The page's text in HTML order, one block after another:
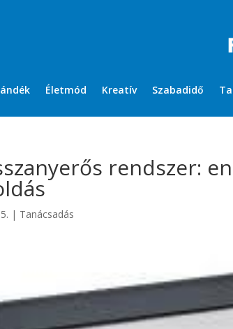
Életmód Kreatív Szabadidő
rendszer:
| Tanácsadás